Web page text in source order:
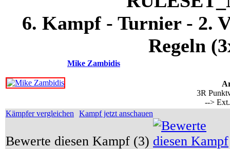
6. Kampf - Turnier - 2.
Regeln
Mike Zambidis
3R
-->
Kämpfer vergleichen
Kampf jetzt anschauen
Bewerte diesen Kampf (3)